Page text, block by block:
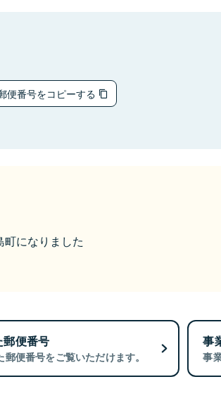
便番号をコピーする
になりました
郵便番号
便番号をご覧いただけます。
事
事